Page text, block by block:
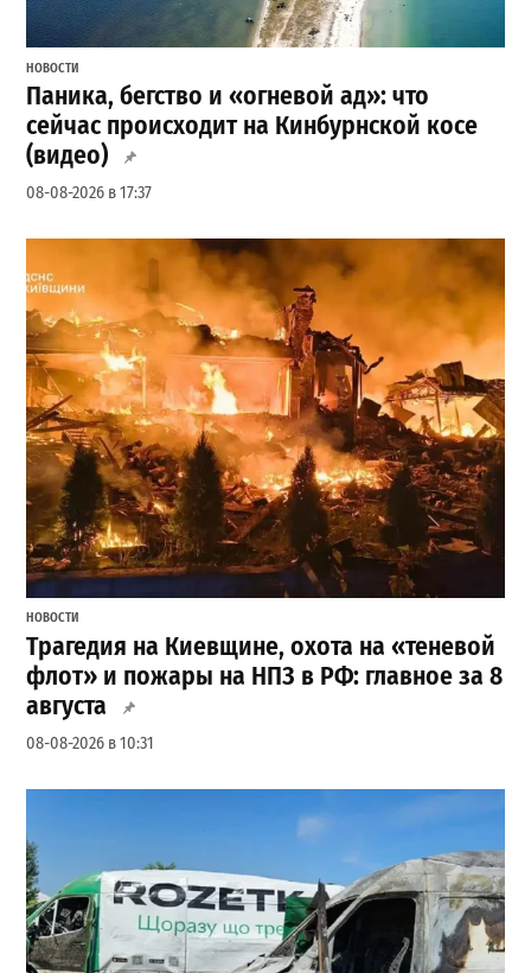
НОВОСТИ
Паника, бегство и «огневой ад»: что
сейчас происходит на Кинбурнской косе
(видео)
08-08-2026 в 17:37
НОВОСТИ
Трагедия на Киевщине, охота на «теневой
флот» и пожары на НПЗ в РФ: главное за 8
августа
08-08-2026 в 10:31